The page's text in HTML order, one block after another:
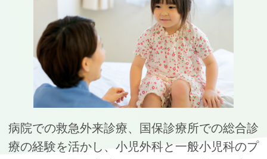
病院での救急外来診療、国保診療所での総合診
療の経験を活かし、小児外科と一般小児科のプ